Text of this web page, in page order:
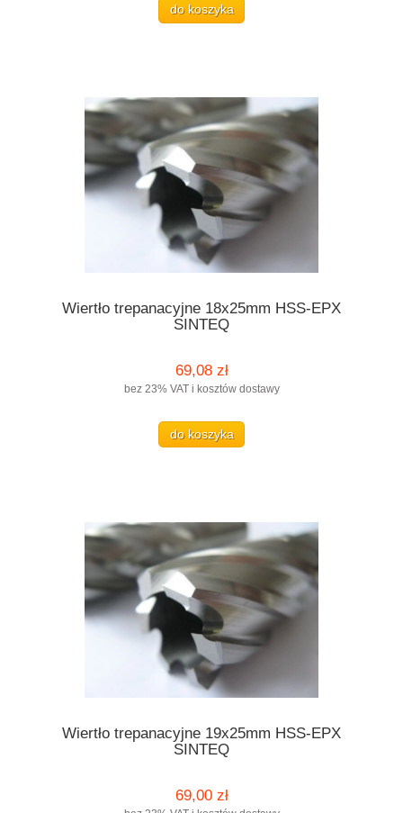
do koszyka
Wiertło trepanacyjne 18x25mm HSS-EPX
SINTEQ
69,08 zł
bez 23% VAT i kosztów dostawy
do koszyka
Wiertło trepanacyjne 19x25mm HSS-EPX
SINTEQ
69,00 zł